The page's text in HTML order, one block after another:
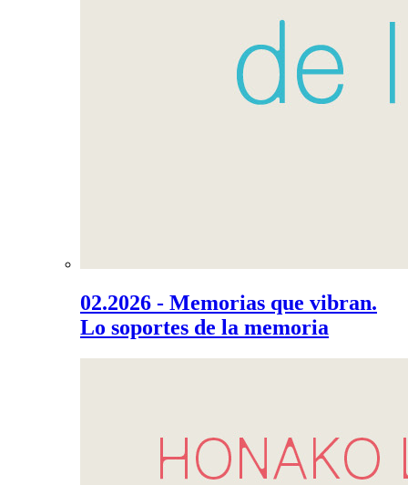
02.2026 - Memorias que vibran.
Lo soportes de la memoria